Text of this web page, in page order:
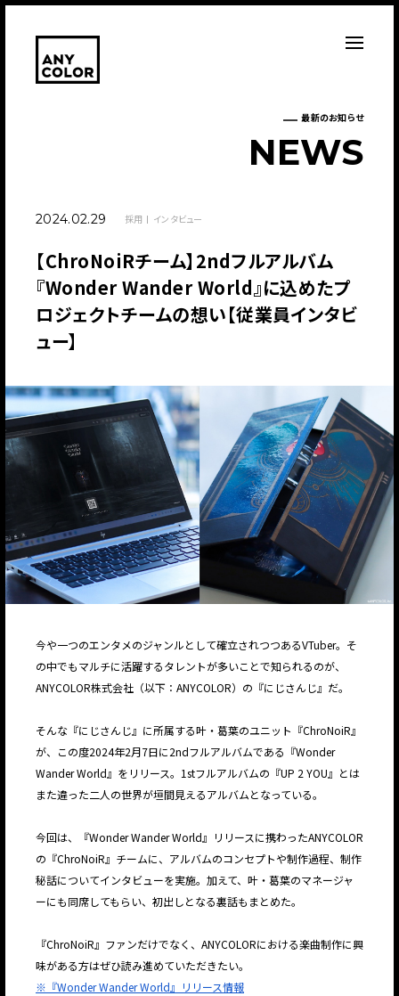
最新のお知らせ
NEWS
2024.02.29 採用 インタビュー
【ChroNoiRチーム】2ndフルアルバム
『Wonder Wander World』に込めたプ
ロジェクトチームの想い【従業員インタビ
ュー】
今や一つのエンタメのジャンルとして確立されつつあるVTuber。そ
の中でもマルチに活躍するタレントが多いことで知られるのが、
ANYCOLOR株式会社（以下：ANYCOLOR）の『にじさんじ』だ。
そんな『にじさんじ』に所属する叶・葛葉のユニット『ChroNoiR』
が、この度2024年2月7日に2ndフルアルバムである『Wonder
Wander World』をリリース。1stフルアルバムの『UP 2 YOU』とは
また違った二人の世界が垣間見えるアルバムとなっている。
今回は、『Wonder Wander World』リリースに携わったANYCOLOR
の『ChroNoiR』チームに、アルバムのコンセプトや制作過程、制作
秘話についてインタビューを実施。加えて、叶・葛葉のマネージャ
ーにも同席してもらい、初出しとなる裏話もまとめた。
『ChroNoiR』ファンだけでなく、ANYCOLORにおける楽曲制作に興
味がある方はぜひ読み進めていただきたい。
※『Wonder Wander World』リリース情報